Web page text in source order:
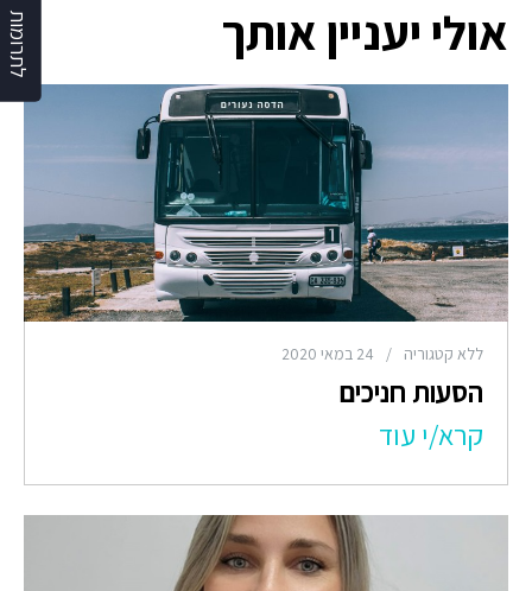
אולי יעניין אותך
ללא קטגוריה / 24 במאי 2020
הסעות חניכים
קרא/י עוד
לתרומות